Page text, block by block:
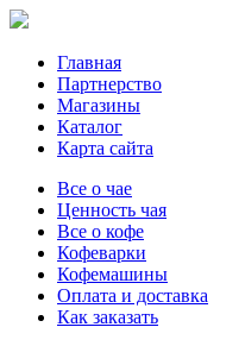
Главная
Партнерство
Магазины
Каталог
Карта сайта
Все о чае
Ценность чая
Все о кофе
Кофеварки
Кофемашины
Оплата и доставка
Как заказать